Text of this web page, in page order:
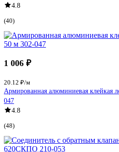
4.8
(40)
1 006 ₽
20.12 ₽/м
Армированная алюминиевая клейкая
047
4.8
(48)